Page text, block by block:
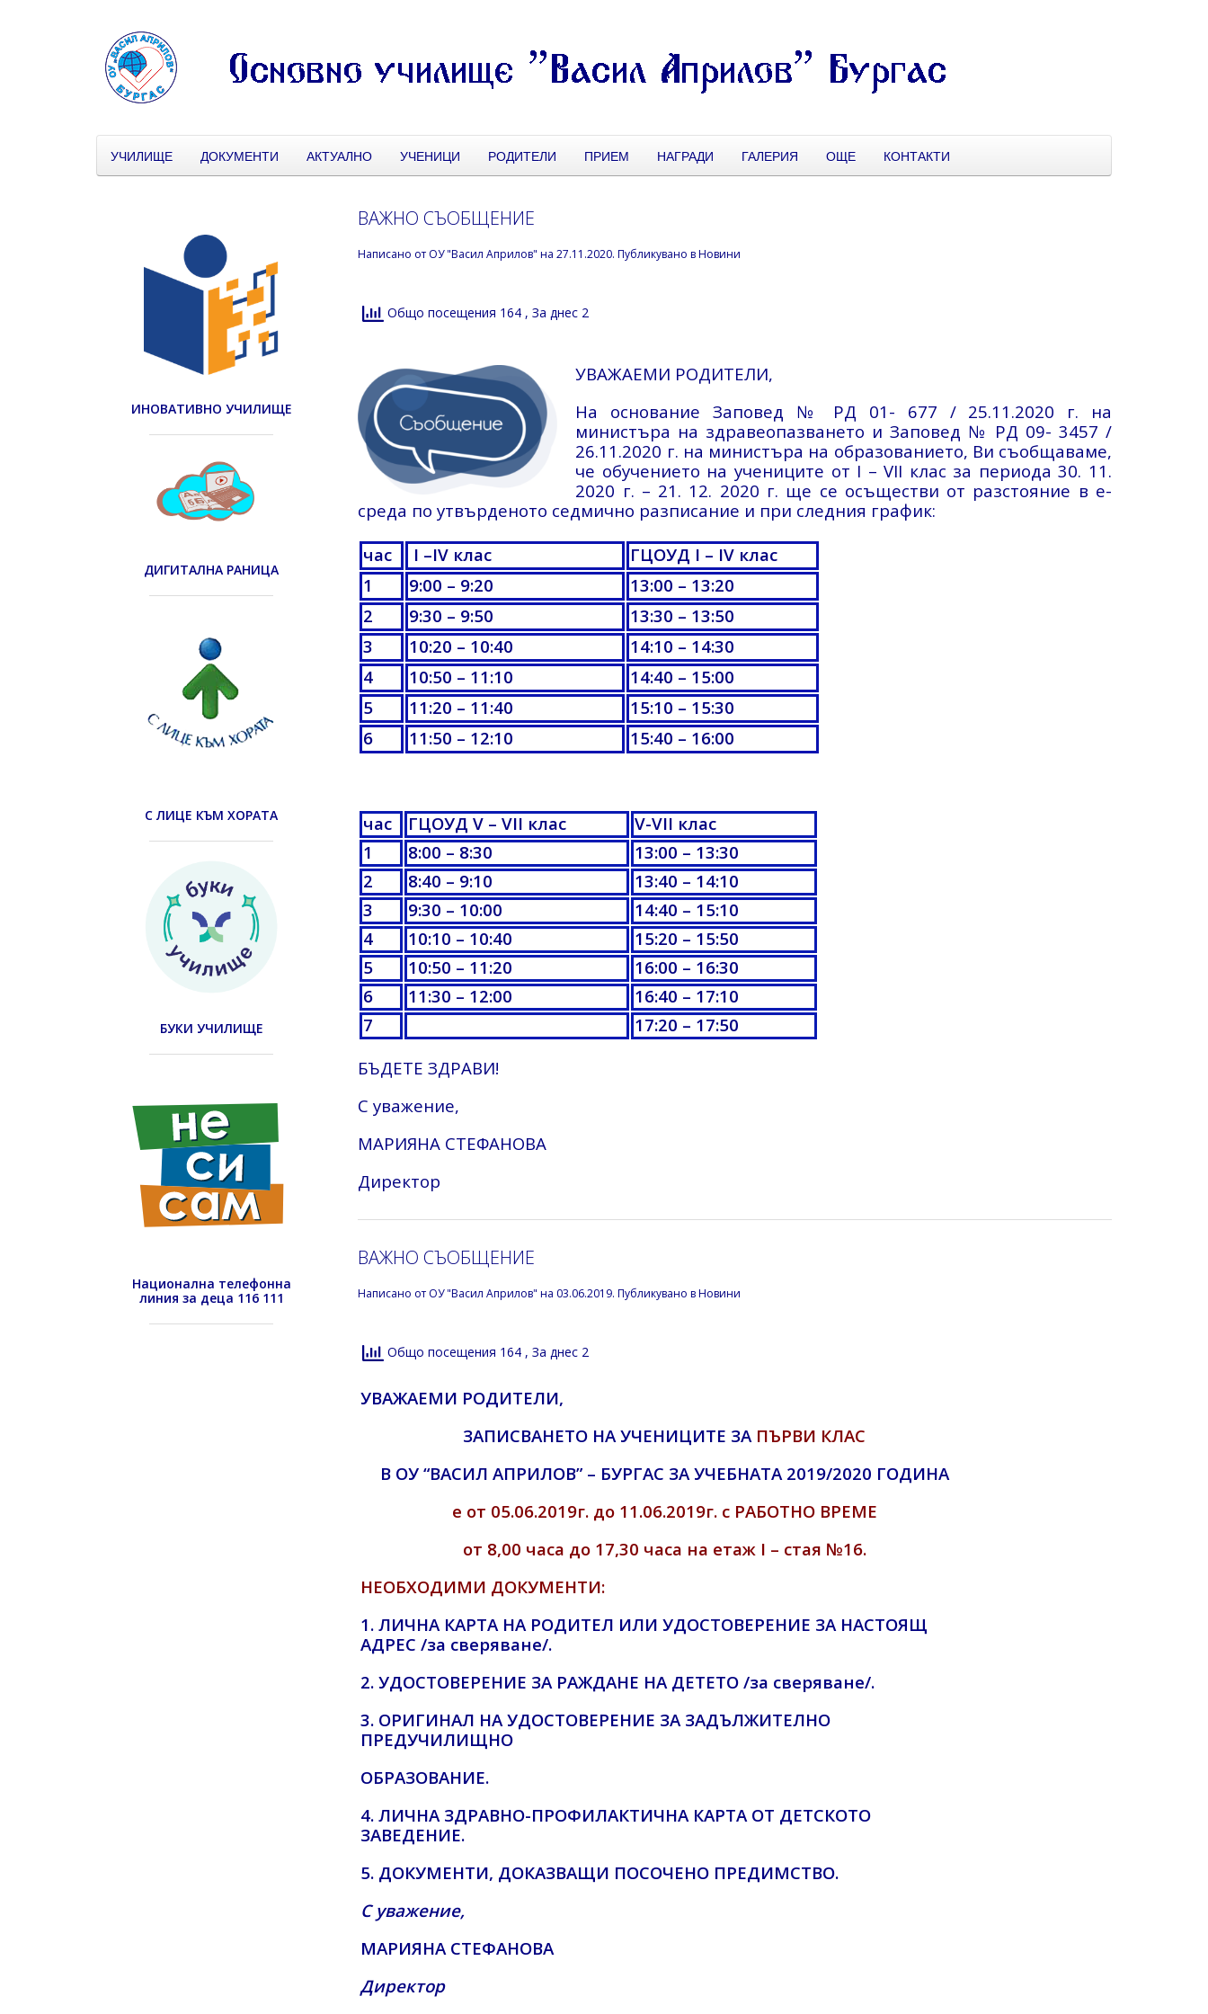
УЧИЛИЩЕ ДОКУМЕНТИ АКТУАЛНО УЧЕНИЦИ РОДИТЕЛИ ПРИЕМ НАГРАДИ ГАЛЕРИЯ ОЩЕ КОНТАКТИ
ВАЖНО СЪОБЩЕНИЕ
Написано от ОУ "Васил Априлов" на27.11.2020. Публикувано вНовини
Общо посещения 164 , За днес 2
УВАЖАЕМИ РОДИТЕЛИ,
На основание Заповед № РД 01- 677 / 25.11.2020 г. на
министъра на здравеопазването и Заповед № РД 09- 3457 /
26.11.2020 г. на министъра на образованието, Ви съобщаваме,
че обучението на учениците от I – VII клас за периода 30. 11.
2020 г. – 21. 12. 2020 г. ще се осъществи от разстояние в е-
среда по утвърденото седмично разписание и при следния график:
час
I –IV клас ГЦОУД I – IV клас
1
9:00 – 9:20 13:00 – 13:20
2
9:30 – 9:50 13:30 – 13:50
3
10:20 – 10:40 14:10 – 14:30
4
10:50 – 11:10 14:40 – 15:00
5
11:20 – 11:40 15:10 – 15:30
6
11:50 – 12:10 15:40 – 16:00
час ГЦОУД V – VII клас V-VII клас
1
8:00 – 8:30 13:00 – 13:30
2
8:40 – 9:10 13:40 – 14:10
3
9:30 – 10:00 14:40 – 15:10
4
10:10 – 10:40 15:20 – 15:50
5
10:50 – 11:20 16:00 – 16:30
6
11:30 – 12:00 16:40 – 17:10
7
17:20 – 17:50
БЪДЕТЕ ЗДРАВИ!
С уважение,
МАРИЯНА СТЕФАНОВА
Директор
ВАЖНО СЪОБЩЕНИЕ
Написано от ОУ "Васил Априлов" на 03.06.2019. Публикувано вНовини
Общо посещения 164 , За днес 2
УВАЖАЕМИ РОДИТЕЛИ,
ЗАПИСВАНЕТО НА УЧЕНИЦИТЕ ЗА ПЪРВИ КЛАС
В ОУ “ВАСИЛ АПРИЛОВ” – БУРГАС ЗА УЧЕБНАТА 2019/2020 ГОДИНА
е от 05.06.2019г. до 11.06.2019г. с РАБОТНО ВРЕМЕ
от 8,00 часа до 17,30 часа на етаж I – стая №16.
НЕОБХОДИМИ ДОКУМЕНТИ:
1. ЛИЧНА КАРТА НА РОДИТЕЛ ИЛИ УДОСТОВЕРЕНИЕ ЗА НАСТОЯЩ
АДРЕС /за сверяване/.
2. УДОСТОВЕРЕНИЕ ЗА РАЖДАНЕ НА ДЕТЕТО /за сверяване/.
3. ОРИГИНАЛ НА УДОСТОВЕРЕНИЕ ЗА ЗАДЪЛЖИТЕЛНО
ПРЕДУЧИЛИЩНО
ОБРАЗОВАНИЕ.
4. ЛИЧНА ЗДРАВНО-ПРОФИЛАКТИЧНА КАРТА ОТ ДЕТСКОТО
ЗАВЕДЕНИЕ.
5. ДОКУМЕНТИ, ДОКАЗВАЩИ ПОСОЧЕНО ПРЕДИМСТВО.
С уважение,
МАРИЯНА СТЕФАНОВА
Директор
ИНОВАТИВНО УЧИЛИЩЕ
ДИГИТАЛНА РАНИЦА
С ЛИЦЕ КЪМ ХОРАТА
БУКИ УЧИЛИЩЕ
Национална телефонна
линия за деца 116 111